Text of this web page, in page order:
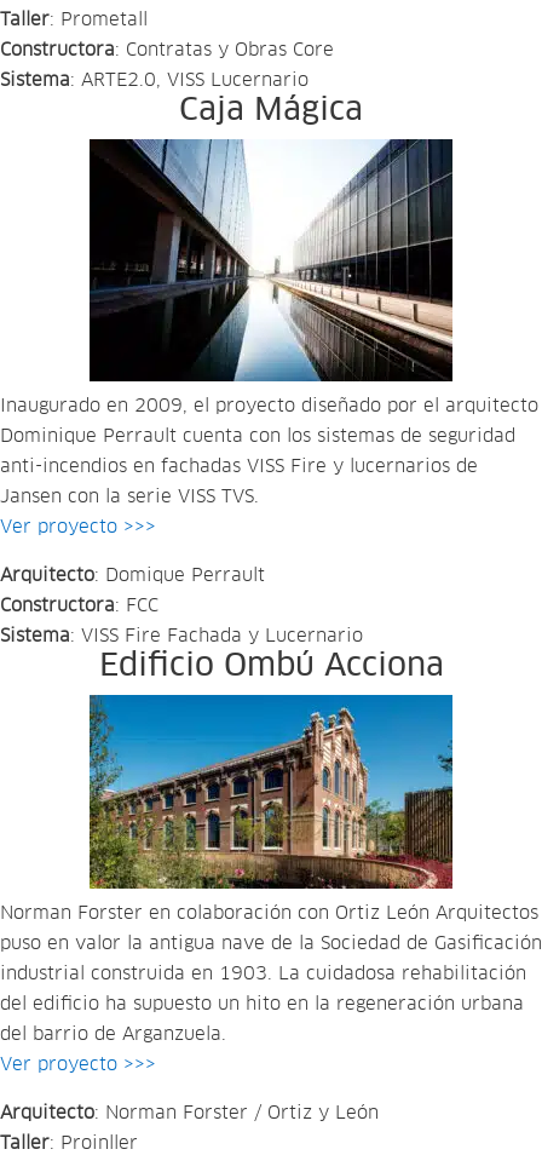
Taller: Prometall
Constructora: Contratas y Obras Core
Sistema: ARTE2.0, VISS Lucernario
Caja Mágica
Inaugurado en 2009, el proyecto diseñado por el arquitecto
Dominique Perrault cuenta con los sistemas de seguridad
anti-incendios en fachadas VISS Fire y lucernarios de
Jansen con la serie VISS TVS.
Ver proyecto >>>
Arquitecto: Domique Perrault
Constructora: FCC
Sistema: VISS Fire Fachada y Lucernario
Edificio Ombú Acciona
Norman Forster en colaboración con Ortiz León Arquitectos
puso en valor la antigua nave de la Sociedad de Gasificación
industrial construida en 1903. La cuidadosa rehabilitación
del edificio ha supuesto un hito en la regeneración urbana
del barrio de Arganzuela.
Ver proyecto >>>
Arquitecto: Norman Forster / Ortiz y León
Taller: Proinller